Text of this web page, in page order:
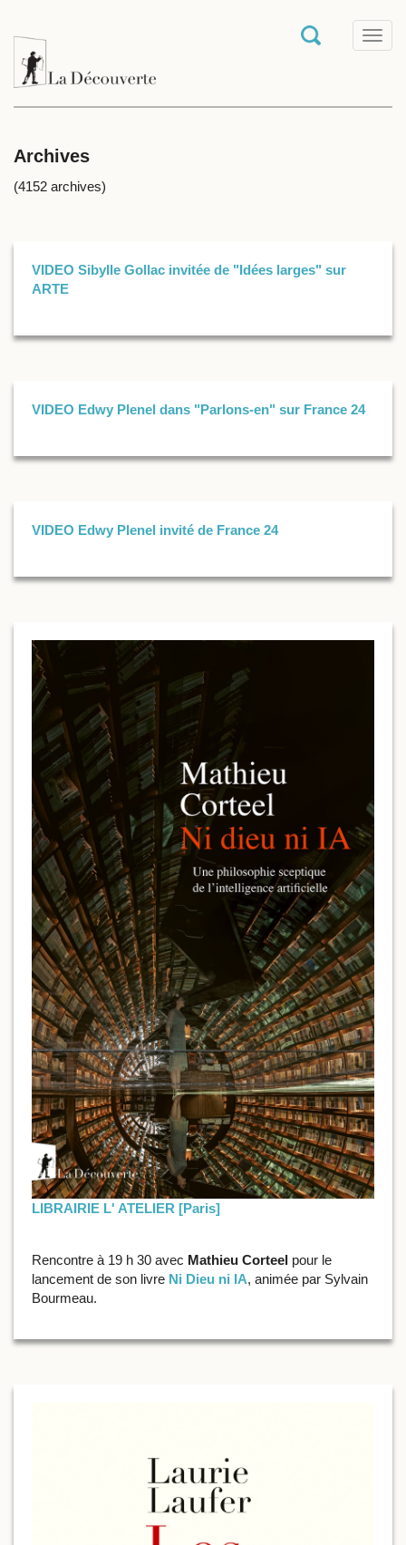
T
o
Archives
(4152 archives)
VIDEO Sibylle Gollac invitée de "Idées larges" sur
ARTE
VIDEO Edwy Plenel dans "Parlons-en" sur France 24
VIDEO Edwy Plenel invité de France 24
LIBRAIRIE L' ATELIER [Paris]
Rencontre à 19 h 30 avec Mathieu Corteel pour le
lancement de son livre Ni Dieu ni IA, animée par Sylvain
Bourmeau.